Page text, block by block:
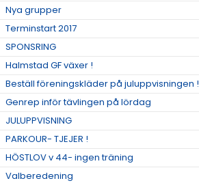
Nya grupper
Terminstart 2017
SPONSRING
Halmstad GF växer !
Beställ föreningskläder på juluppvisningen !
Genrep inför tävlingen på lördag
JULUPPVISNING
PARKOUR- TJEJER !
HÖSTLOV v 44- ingen träning
Valberedening